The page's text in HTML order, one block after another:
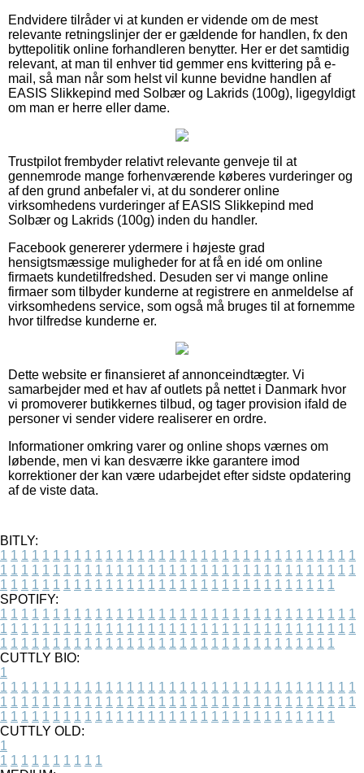
Endvidere tilråder vi at kunden er vidende om de mest
relevante retningslinjer der er gældende for handlen, fx den
byttepolitik online forhandleren benytter. Her er det samtidig
relevant, at man til enhver tid gemmer ens kvittering på e-
mail, så man når som helst vil kunne bevidne handlen af
EASIS Slikkepind med Solbær og Lakrids (100g), ligegyldigt
om man er herre eller dame.
Trustpilot frembyder relativt relevante genveje til at
gennemrode mange forhenværende køberes vurderinger og
af den grund anbefaler vi, at du sonderer online
virksomhedens vurderinger af EASIS Slikkepind med
Solbær og Lakrids (100g) inden du handler.
Facebook genererer ydermere i højeste grad
hensigtsmæssige muligheder for at få en idé om online
firmaets kundetilfredshed. Desuden ser vi mange online
firmaer som tilbyder kunderne at registrere en anmeldelse af
virksomhedens service, som også må bruges til at fornemme
hvor tilfredse kunderne er.
Dette website er finansieret af annonceindtægter. Vi
samarbejder med et hav af outlets på nettet i Danmark hvor
vi promoverer butikkernes tilbud, og tager provision ifald de
personer vi sender videre realiserer en ordre.
Informationer omkring varer og online shops værnes om
løbende, men vi kan desværre ikke garantere imod
korrektioner der kan være udarbejdet efter sidste opdatering
af de viste data.
BITLY:
1 1 1 1 1 1 1 1 1 1 1 1 1 1 1 1 1 1 1 1 1 1 1 1 1 1 1 1 1 1 1 1 1 1
1 1 1 1 1 1 1 1 1 1 1 1 1 1 1 1 1 1 1 1 1 1 1 1 1 1 1 1 1 1 1 1 1 1
1 1 1 1 1 1 1 1 1 1 1 1 1 1 1 1 1 1 1 1 1 1 1 1 1 1 1 1 1 1 1 1
SPOTIFY:
1 1 1 1 1 1 1 1 1 1 1 1 1 1 1 1 1 1 1 1 1 1 1 1 1 1 1 1 1 1 1 1 1 1
1 1 1 1 1 1 1 1 1 1 1 1 1 1 1 1 1 1 1 1 1 1 1 1 1 1 1 1 1 1 1 1 1 1
1 1 1 1 1 1 1 1 1 1 1 1 1 1 1 1 1 1 1 1 1 1 1 1 1 1 1 1 1 1 1 1
CUTTLY BIO:
1
1 1 1 1 1 1 1 1 1 1 1 1 1 1 1 1 1 1 1 1 1 1 1 1 1 1 1 1 1 1 1 1 1 1
1 1 1 1 1 1 1 1 1 1 1 1 1 1 1 1 1 1 1 1 1 1 1 1 1 1 1 1 1 1 1 1 1 1
1 1 1 1 1 1 1 1 1 1 1 1 1 1 1 1 1 1 1 1 1 1 1 1 1 1 1 1 1 1 1 1
CUTTLY OLD:
1
1 1 1 1 1 1 1 1 1 1